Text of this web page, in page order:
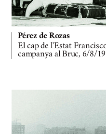
Pérez de Rozas
El cap de l'Estat
campanya al Bruc, 6/8/